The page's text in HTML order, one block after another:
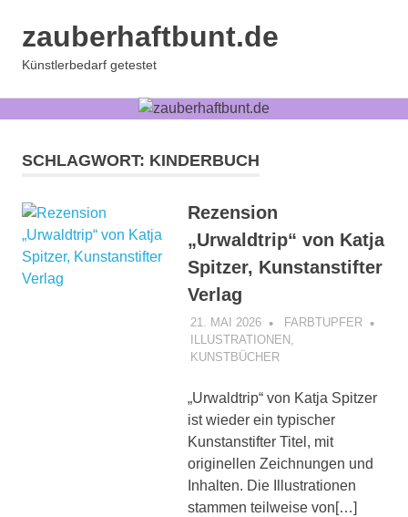
Inhaltzauberhaftbunt.de
Künstlerbedarf getestet
SCHLAGWORT: KINDERBUCH
Rezension
„Urwaldtrip“ von Katja
Spitzer, Kunstanstifter
Verlag
21. MAI 2026
FARBTUPFER
ILLUSTRATIONEN ,
KUNSTBÜCHER
„Urwaldtrip“ von Katja Spitzer
ist wieder ein typischer
Kunstanstifter Titel, mit
originellen Zeichnungen und
Inhalten. Die Illustrationen
stammen teilweise von[…]